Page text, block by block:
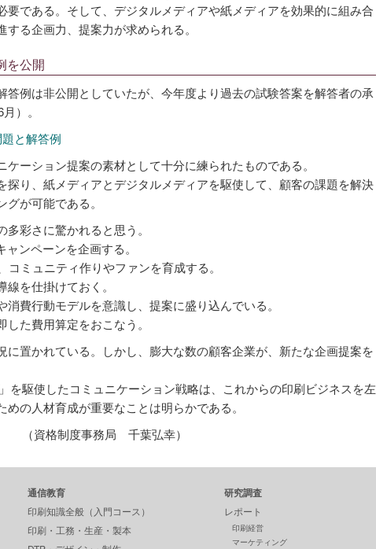
要である。そして、デジタルメディアや紙メディアを効果的に組み合
る企画力、提案力が求められる。
を公開
答例は非公開としていたが、今年度より過去の試験答案を解答者の承
）。
と解答例
ーション提案の素材として十分に練られたものである。
探り、紙メディアとデジタルメディアを駆使して、顧客の課題を解決
が可能である。
彩さに驚かれると思う。
ンペーンを企画する。
コミュニティ作りやファンを育成する。
を仕掛けておく。
消費行動モデルを意識し、提案に盛り込んでいる。
た費用算定をおこなう。
に置かれている。しかし、膨大な数の顧客企業が、新たな企画提案を
を駆使したコミュニケーション戦略は、これからの印刷ビジネスを左
の人材育成が重要なことは明らかである。
（資格制度事務局 千葉弘幸）
通信教育
印刷知識全般（入門コース）
印刷・工務・生産・製本
研究調査
レポート
印刷経営
マーケティング